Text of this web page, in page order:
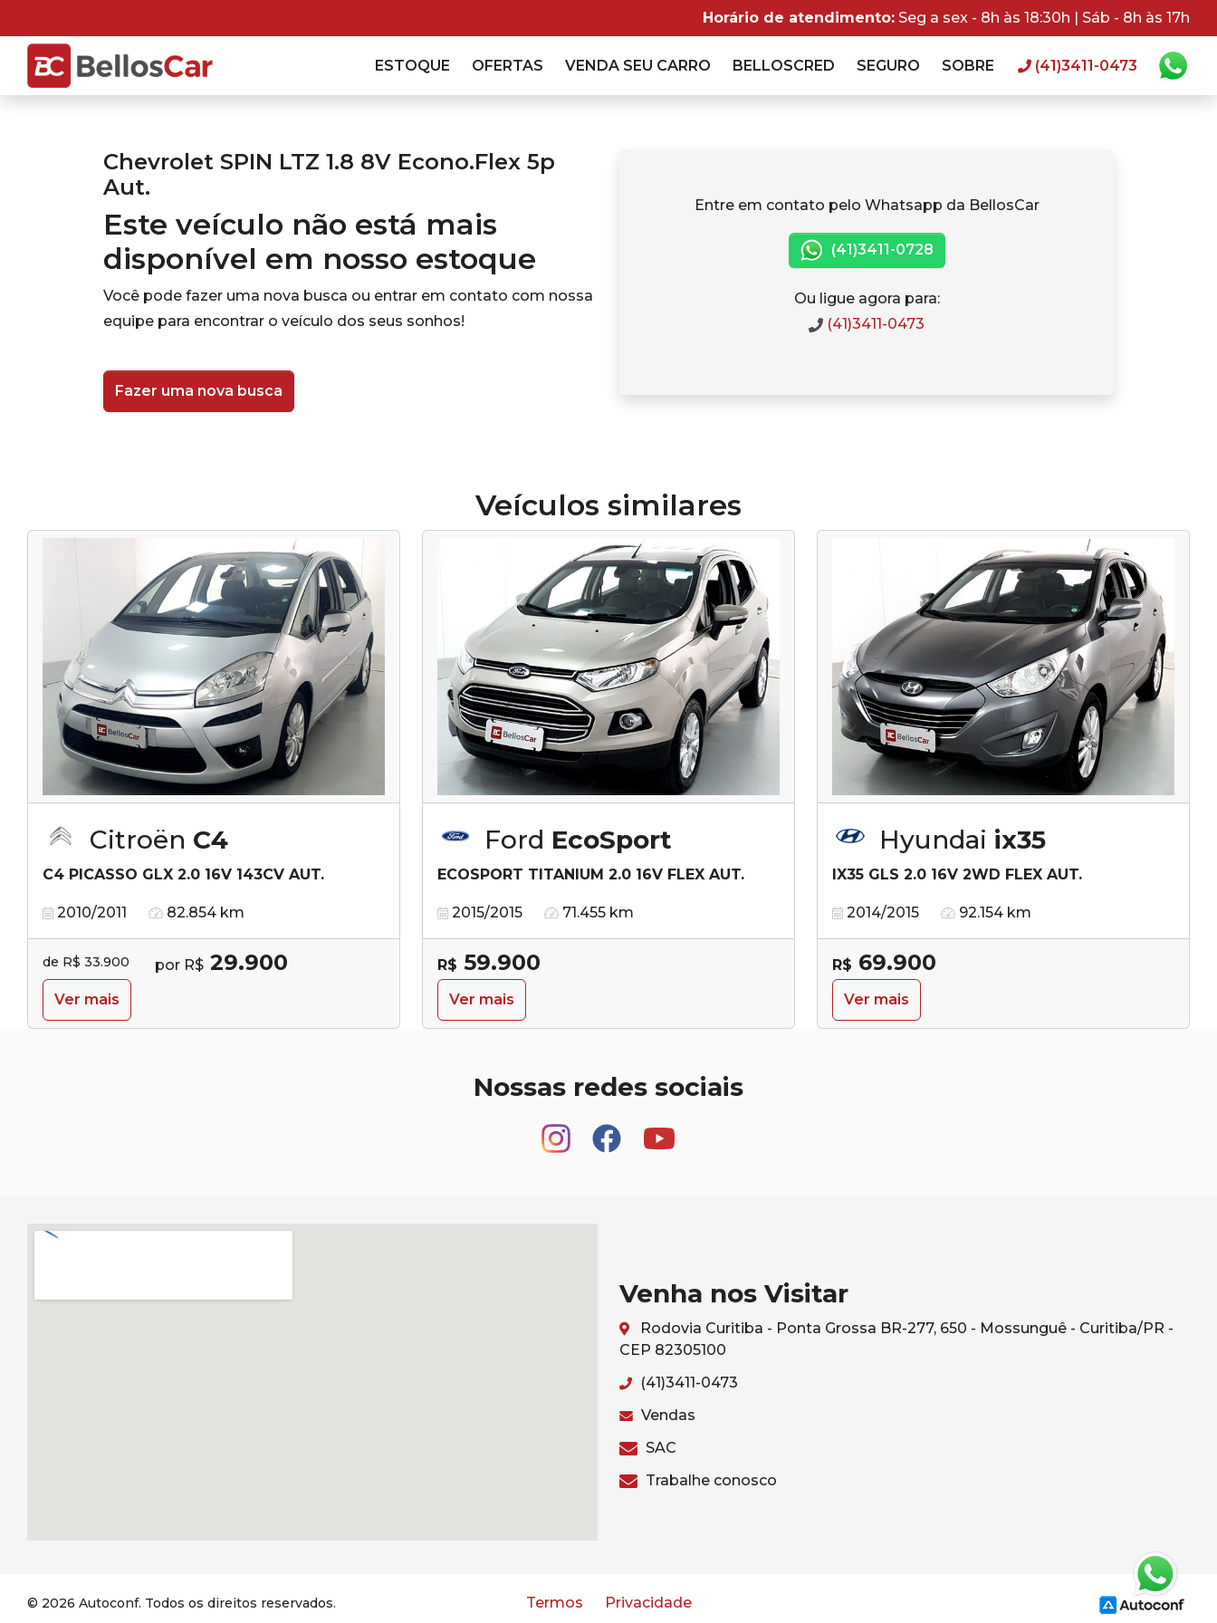
Horário de atendimento: Seg a sex - 8h às 18:30h | Sáb - 8h às 17h
ESTOQUE OFERTAS VENDA SEU CARRO BELLOSCRED SEGURO SOBRE (41)3411-0473
Chevrolet SPIN LTZ 1.8 8V Econo.Flex 5p
Aut.
Este veículo não está mais
disponível em nosso estoque
Você pode fazer uma nova busca ou entrar em contato com nossa
equipe para encontrar o veículo dos seus sonhos!
Fazer uma nova busca
Entre em contato pelo Whatsapp da BellosCar
(41)3411-0728
Ou ligue agora para:
(41)3411-0473
Veículos similares
Citroën C4
C4 PICASSO GLX 2.0 16V 143CV AUT.
2010/2011 82.854 km
de R$ 33.900 por R$ 29.900
Ver mais
Ford EcoSport
ECOSPORT TITANIUM 2.0 16V FLEX AUT.
2015/2015 71.455 km
R$ 59.900
Ver mais
Hyundai ix35
IX35 GLS 2.0 16V 2WD FLEX AUT.
2014/2015 92.154 km
R$ 69.900
Ver mais
Nossas redes sociais
Venha nos Visitar
Rodovia Curitiba - Ponta Grossa BR-277, 650 - Mossunguê - Curitiba/PR -
CEP 82305100
(41)3411-0473
Vendas
SAC
Trabalhe conosco
© 2026 Autoconf. Todos os direitos reservados. Termos Privacidade